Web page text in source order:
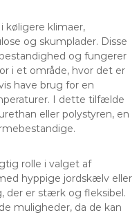
køligere klimaer,
og skumplader. Disse
og fungerer
i et område, hvor det er
have brug for en
I dette tilfælde
eller polystyren, en
rolle i valget af
hyppige jordskælv eller
der er stærk og fleksibel.
muligheder, da de kan